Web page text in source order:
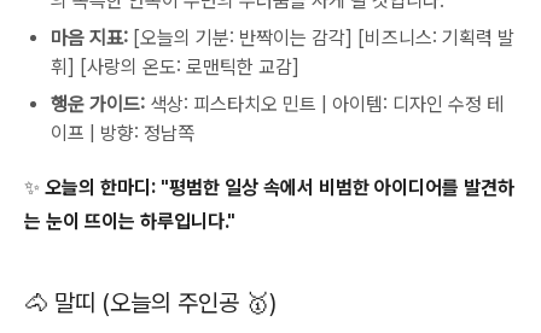
마음 지표: [오늘의 기분: 반짝이는 감각] [비즈니스: 기획력 발
휘] [사랑의 온도: 로맨틱한 교감]
행운 가이드: 색상: 피스타치오 민트 | 아이템: 디자인 수정 테
이프 | 방향: 정남쪽
✨ 오늘의 한마디: "평범한 일상 속에서 비범한 아이디어를 발견하
는 눈이 뜨이는 하루입니다."
🐴 말띠 (오늘의 주인공 🥇)